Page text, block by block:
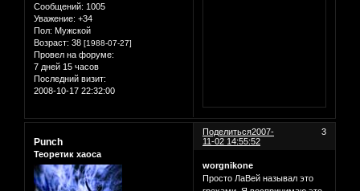
Сообщений: 1005
Уважение: +34
Пол: Мужской
Возраст: 38 [1988-07-27]
Провел на форуме:
7 дней 15 часов
Последний визит:
2008-10-17 22:32:00
Поделиться 3
2007-
11-02 14:55:52
Punch
Теоретик хаоса
worgnikone
Просто ЛаВей называл это